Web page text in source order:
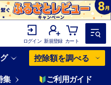
ログイン 新規登録 カート
控除額を調べる
集 ご利用ガイド